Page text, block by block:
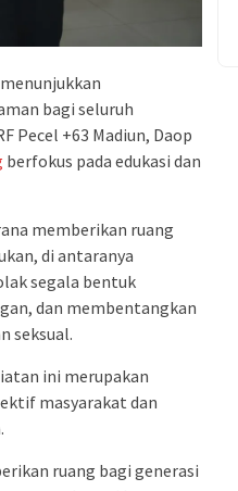
bagi seluruh
Pecel +63 Madiun, Daop
berfokus pada edukasi dan
memberikan ruang
di antaranya
segala bentuk
dan membentangkan
seksual.
ini merupakan
masyarakat dan
ruang bagi generasi